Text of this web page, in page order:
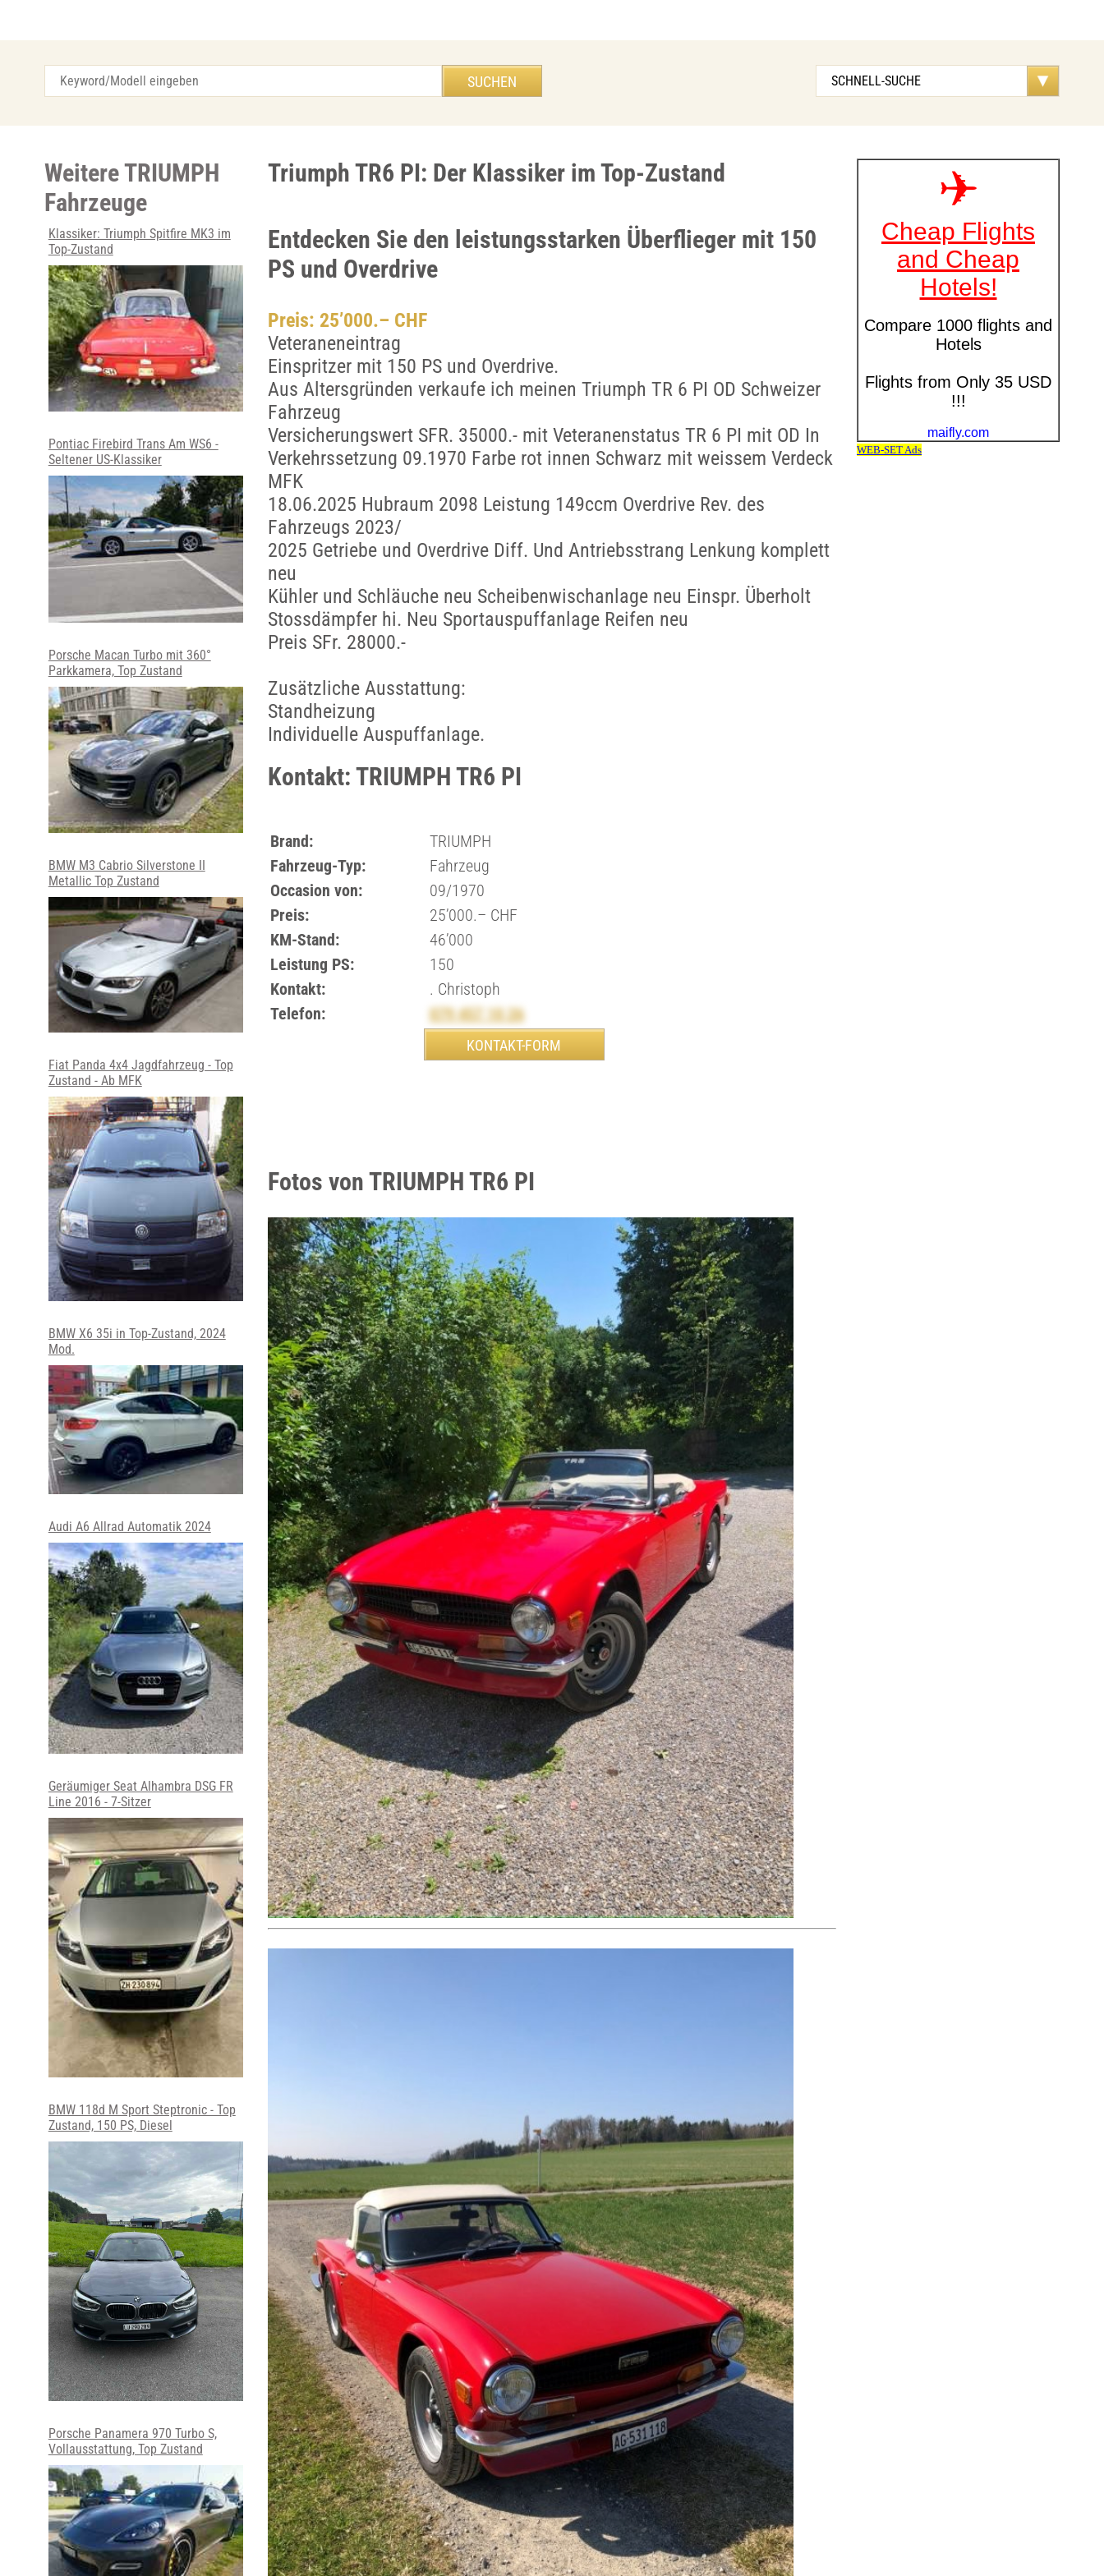
Triumph TR6 PI: Der Klassiker im Top-Zustand
Entdecken Sie den leistungsstarken Überflieger mit 150
PS und Overdrive
Preis: 25’000.– CHF
Veteraneneintrag
Einspritzer mit 150 PS und Overdrive.
Aus Altersgründen verkaufe ich meinen Triumph TR 6 PI OD Schweizer
Fahrzeug
Versicherungswert SFR. 35000.- mit Veteranenstatus TR 6 PI mit OD In
Verkehrssetzung 09.1970 Farbe rot innen Schwarz mit weissem Verdeck
MFK
18.06.2025 Hubraum 2098 Leistung 149ccm Overdrive Rev. des
Fahrzeugs 2023/
2025 Getriebe und Overdrive Diff. Und Antriebsstrang Lenkung komplett
neu
Kühler und Schläuche neu Scheibenwischanlage neu Einspr. Überholt
Stossdämpfer hi. Neu Sportauspuffanlage Reifen neu
Preis SFr. 28000.-
Zusätzliche Ausstattung:
Standheizung
Individuelle Auspuffanlage.
Kontakt: TRIUMPH TR6 PI
Brand:
TRIUMPH
Fahrzeug-Typ:
Fahrzeug
Occasion von:
09/1970
Preis:
25’000.– CHF
KM-Stand:
46’000
Leistung PS:
150
Kontakt:
. Christoph
Telefon:
079 457 10 26
Fotos von TRIUMPH TR6 PI
Weitere TRIUMPH
Fahrzeuge
Klassiker: Triumph Spitfire MK3 im
Top-Zustand
Pontiac Firebird Trans Am WS6 -
Seltener US-Klassiker
Porsche Macan Turbo mit 360°
Parkkamera, Top Zustand
BMW M3 Cabrio Silverstone II
Metallic Top Zustand
Fiat Panda 4x4 Jagdfahrzeug - Top
Zustand - Ab MFK
BMW X6 35i in Top-Zustand, 2024
Mod.
Audi A6 Allrad Automatik 2024
Geräumiger Seat Alhambra DSG FR
Line 2016 - 7-Sitzer
BMW 118d M Sport Steptronic - Top
Zustand, 150 PS, Diesel
Porsche Panamera 970 Turbo S,
Vollausstattung, Top Zustand